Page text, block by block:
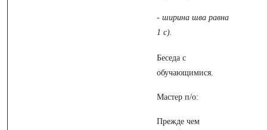
- ширина шва равна
1 с).
Беседа с
обучающимися.
Мастер п/о:
Прежде чем